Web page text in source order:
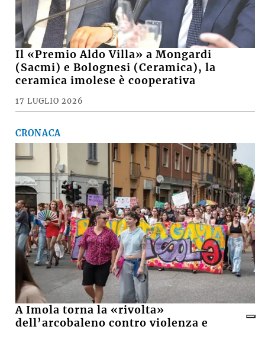
Il «Premio Aldo Villa» a Mongardi
(Sacmi) e Bolognesi (Ceramica), la
ceramica imolese è cooperativa
17 LUGLIO 2026
CRONACA
A Imola torna la «rivolta»
dell’arcobaleno contro violenza e